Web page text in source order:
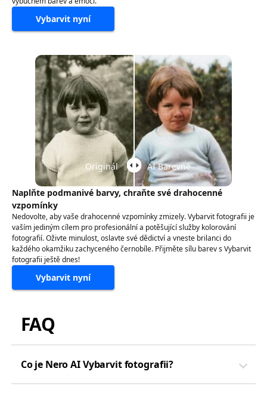
Vybarvit nyní
Originál AI Barevné
Naplňte podmanivé barvy, chraňte své drahocenné
vzpomínky
Nedovolte, aby vaše drahocenné vzpomínky zmizely. Vybarvit fotografii je
vaším jediným cílem pro profesionální a potěšující služby kolorování
fotografií. Oživte minulost, oslavte své dědictví a vneste brilanci do
každého okamžiku zachyceného černobíle. Přijměte sílu barev s Vybarvit
fotografii ještě dnes!
Vybarvit nyní
FAQ
Co je Nero AI Vybarvit fotografii?